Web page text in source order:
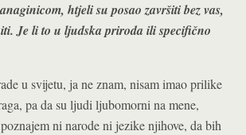
htjeli su posao završiti bez vas,
Je li to u ljudska priroda ili specifično
u svijetu, ja ne znam, nisam imao prilike
pa da su ljudi ljubomorni na mene,
ni narode ni jezike njihove, da bih